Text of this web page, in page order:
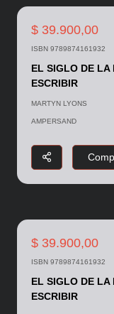
$ 39.900,00
ISBN 9789874161932
EL SIGLO DE LA
ESCRIBIR
MARTYN LYONS
AMPERSAND
$ 39.900,00
ISBN 9789874161932
EL SIGLO DE LA
ESCRIBIR